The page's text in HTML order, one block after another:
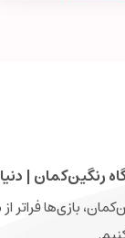
رنگین‌کمان |
بازی‌ها فراتر